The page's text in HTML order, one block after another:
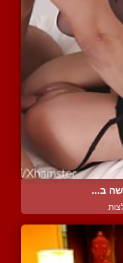
ב...